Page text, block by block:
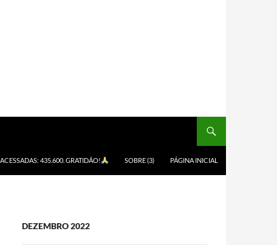
435.600. GRATIDÃO! SOBRE (3) PÁGINA INICIAL
DEZEMBRO 2022